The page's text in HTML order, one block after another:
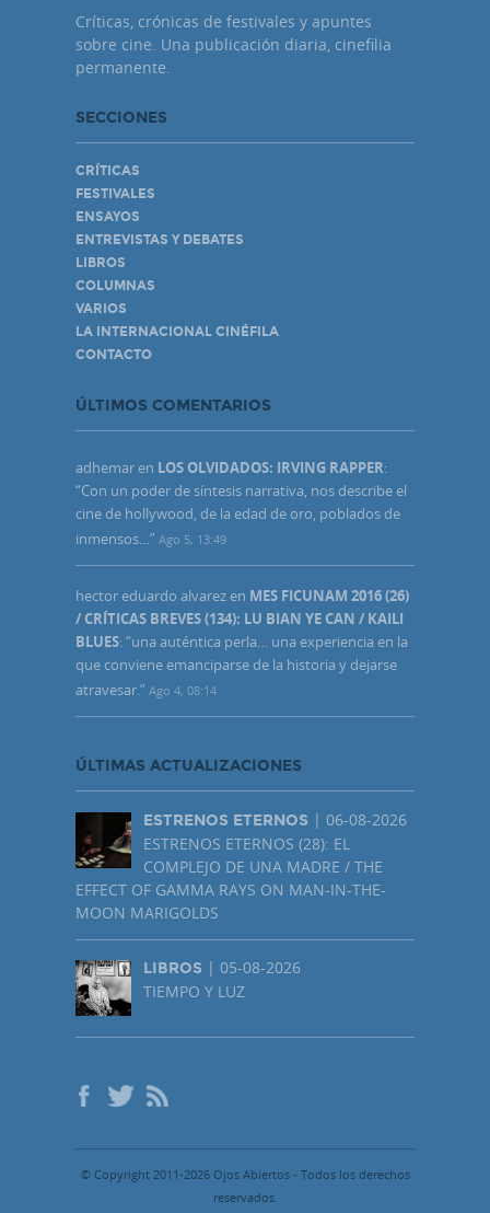
Críticas, crónicas de festivales y apuntes
sobre cine. Una publicación diaria, cinefilia
permanente.
SECCIONES
CRÍTICAS
FESTIVALES
ENSAYOS
ENTREVISTAS Y DEBATES
LIBROS
COLUMNAS
VARIOS
LA INTERNACIONAL CINÉFILA
CONTACTO
ÚLTIMOS COMENTARIOS
adhemar en LOS OLVIDADOS: IRVING RAPPER:
“Con un poder de síntesis narrativa, nos describe el
cine de hollywood, de la edad de oro, poblados de
inmensos… ” Ago 5, 13:49
hector eduardo alvarez en MES FICUNAM 2016 (26)
/ CRÍTICAS BREVES (134): LU BIAN YE CAN / KAILI
BLUES: “una auténtica perla… una experiencia en la
que conviene emanciparse de la historia y dejarse
atravesar.” Ago 4, 08:14
ÚLTIMAS ACTUALIZACIONES
ESTRENOS ETERNOS | 06-08-2026
ESTRENOS ETERNOS (28): EL
COMPLEJO DE UNA MADRE / THE
EFFECT OF GAMMA RAYS ON MAN-IN-THE-
MOON MARIGOLDS
LIBROS | 05-08-2026
TIEMPO Y LUZ
© Copyright 2011-2026 Ojos Abiertos - Todos los derechos
reservados.